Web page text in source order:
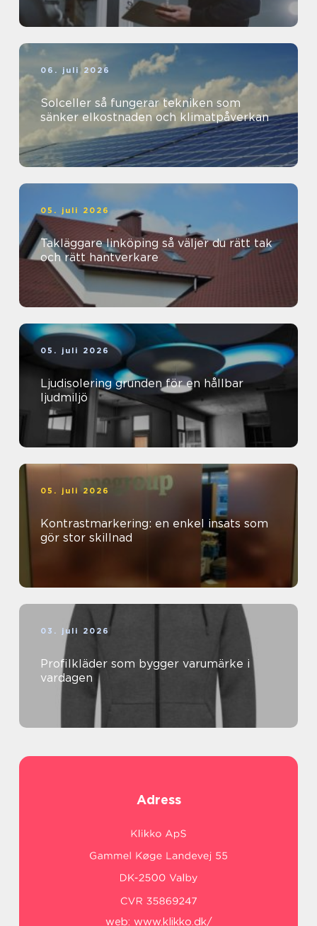
06. juli 2026
Solceller så fungerar tekniken som
sänker elkostnaden och klimatpåverkan
05. juli 2026
Takläggare linköping så väljer du rätt tak
och rätt hantverkare
05. juli 2026
Ljudisolering grunden för en hållbar
ljudmiljö
05. juli 2026
Kontrastmarkering: en enkel insats som
gör stor skillnad
03. juli 2026
Profilkläder som bygger varumärke i
vardagen
Adress
web: www.klikko.dk/